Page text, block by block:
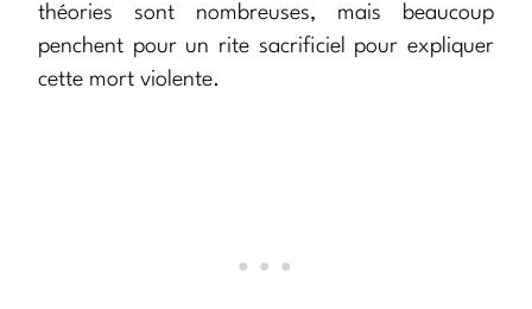
théories sont nombreuses, mais beaucoup
penchent pour un rite sacrificiel pour expliquer
cette mort violente.